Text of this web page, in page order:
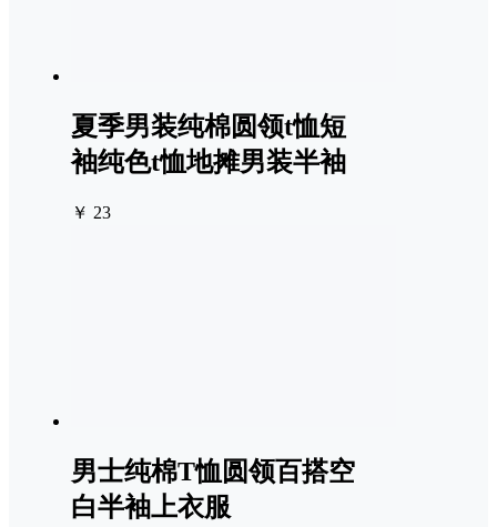
夏季男装纯棉圆领t恤短
袖纯色t恤地摊男装半袖
￥ 23
男士纯棉T恤圆领百搭空
白半袖上衣服